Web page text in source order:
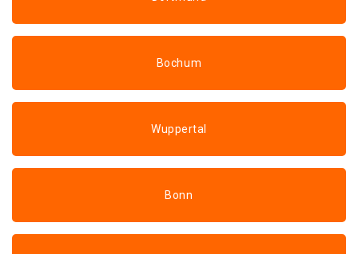
Bochum
Wuppertal
Bonn